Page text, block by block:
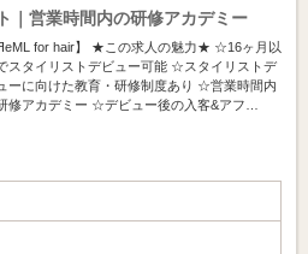
｜営業時間内の研修アカデミー
ЯeML for hair】 ★この求人の魅力★ ☆16ヶ月以
スタイリストデビュー可能 ☆スタイリストデ
ーに向けた教育・研修制度あり ☆営業時間内
修アカデミー ☆デビュー後の入客&アフ…